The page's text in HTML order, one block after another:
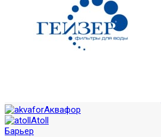
Аквафор
Atoll
Барьер